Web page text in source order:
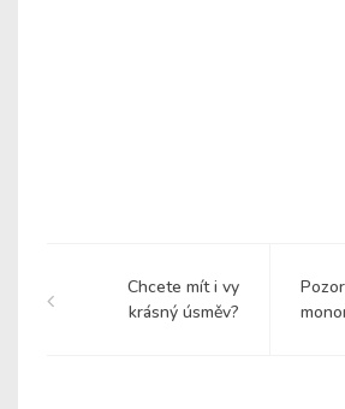
Chcete mít i vy
krásný úsměv?